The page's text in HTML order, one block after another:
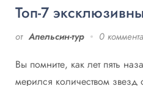
Топ-7
от Апельсин-тур 0
Вы помните, как лет пять
мерился количеством звезд